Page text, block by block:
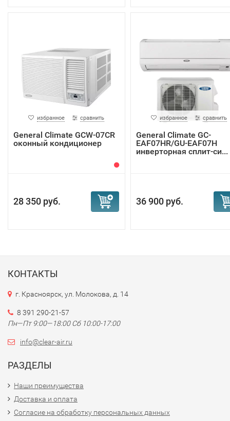
избранное сравнить
General Climate GCW-07CR
оконный кондиционер
28 350 руб.
избранное сравнить
General Climate GC-
EAF07HR/GU-EAF07H
инверторная сплит-си...
36 900 руб.
КОНТАКТЫ
г. Красноярск, ул. Молокова, д. 14
8 391 290-21-57
Пн—Пт 9:00—18:00 Сб 10:00-17:00
info@clear-air.ru
РАЗДЕЛЫ
Наши преимущества
Доставка и оплата
Согласие на обработку персональных данных